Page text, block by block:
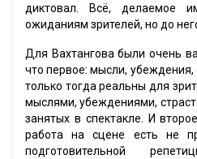
диктовал. Всё, делаемое
ожиданиям зрителей, но до
Для Вахтангова были очень
что первое: мысли, убеждения,
только тогда реальны для
мыслями, убеждениями,
занятых в спектакле. И
работа на сцене есть не
подготовительной